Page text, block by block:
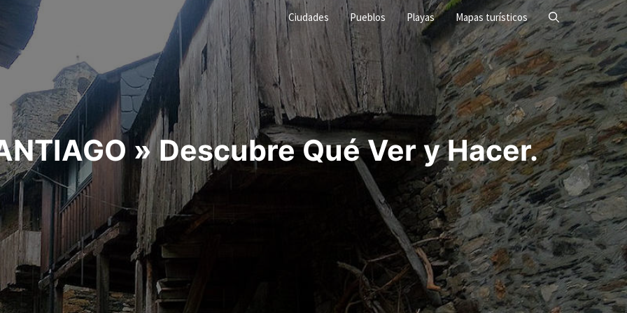
Ciudades Pueblos Playas Mapas turísticos
» Descubre Qué Ver y Hacer.